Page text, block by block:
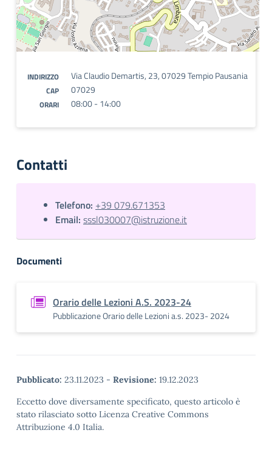
INDIRIZZO Via Claudio Demartis, 23, 07029 Tempio Pausania
CAP 07029
ORARI 08:00 - 14:00
Contatti
Telefono: +39 079.671353
Email: sssl030007@istruzione.it
Documenti
Orario delle Lezioni A.S. 2023-24
Pubblicazione Orario delle Lezioni a.s. 2023- 2024
Pubblicato: 23.11.2023 - Revisione: 19.12.2023
Eccetto dove diversamente specificato, questo articolo è
stato rilasciato sotto Licenza Creative Commons
Attribuzione 4.0 Italia.